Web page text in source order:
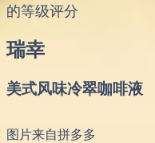
的等级评分
瑞幸
美式风味冷翠咖啡液
图片来自拼多多